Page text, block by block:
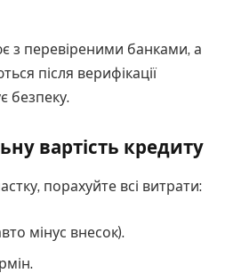
з перевіреними банками, а
після верифікації
безпеку.
вартість кредиту
порахуйте всі витрати:
мінус внесок).